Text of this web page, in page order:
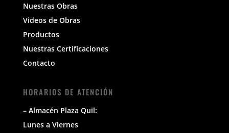
Nuestras Obras
Videos de Obras
Productos
Nuestras Certificaciones
Contacto
HORARIOS DE ATENCIÓN
– Almacén Plaza Quil:
Lunes a Viernes